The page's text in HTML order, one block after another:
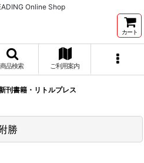
Online Shop
カート
商品検索 ご利用案内
刊書籍・リトルプレス
勝